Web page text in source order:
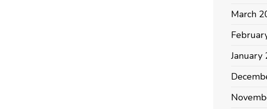
March
January